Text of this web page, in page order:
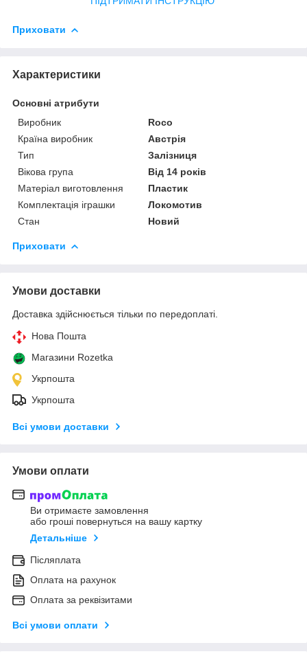
Приховати
Характеристики
Основні атрибути
Виробник
Roco
Країна виробник
Австрія
Тип
Залізниця
Вікова група
Від 14 років
Матеріал виготовлення
Пластик
Комплектація іграшки
Локомотив
Стан
Новий
Приховати
Умови доставки
Доставка здійснюється тільки по передоплаті.
Нова Пошта
Магазини Rozetka
Укрпошта
Укрпошта
Всі умови доставки
Умови оплати
Ви отримаєте замовлення
або гроші повернуться на вашу картку
Детальніше
Післяплата
Оплата на рахунок
Оплата за реквізитами
Всі умови оплати